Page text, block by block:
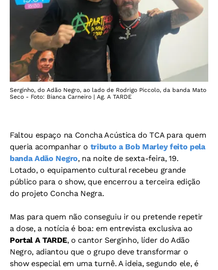
Serginho, do Adão Negro, ao lado de Rodrigo Piccolo, da banda Mato
Seco - Foto: Bianca Carneiro | Ag. A TARDE
Faltou espaço na Concha Acústica do TCA para quem
queria acompanhar o tributo a Bob Marley feito pela
banda Adão Negro, na noite de sexta-feira, 19.
Lotado, o equipamento cultural recebeu grande
público para o show, que encerrou a terceira edição
do projeto Concha Negra.
Mas para quem não conseguiu ir ou pretende repetir
a dose, a notícia é boa: em entrevista exclusiva ao
Portal A TARDE, o cantor Serginho, líder do Adão
Negro, adiantou que o grupo deve transformar o
show especial em uma turnê. A ideia, segundo ele, é